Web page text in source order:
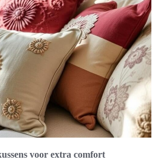
voor extra comfort